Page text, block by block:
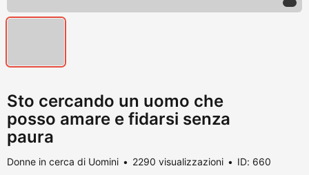
Sto cercando un uomo che
posso amare e fidarsi senza
paura
Donne in cerca di Uomini 2290 visualizzazioni ID: 660